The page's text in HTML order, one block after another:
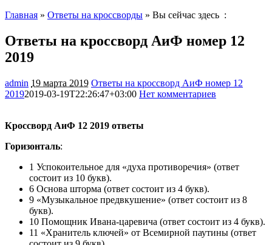
Главная » Ответы на кроссворды » Вы сейчас здесь :
Ответы на кроссворд АиФ номер 12
2019
admin 19 марта 2019 Ответы на кроссворд АиФ номер 12
20192019-03-19T22:26:47+03:00 Нет комментариев
Кроссворд АиФ 12 2019 ответы
Горизонталь:
1 Успокоительное для «духа противоречия» (ответ
состоит из 10 букв).
6 Основа шторма (ответ состоит из 4 букв).
9 «Музыкальное предвкушение» (ответ состоит из 8
букв).
10 Помощник Ивана-царевича (ответ состоит из 4 букв).
11 «Хранитель ключей» от Всемирной паутины (ответ